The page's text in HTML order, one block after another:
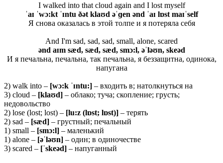
I walked into that cloud again and I lost myself
ˈaɪ ˈwɔ:kt ˈɪntu ðət klaʊd əˈɡen ənd ˈaɪ lɒst maɪˈself
Я снова оказалась в этой толпе и я потеряла себя
And I'm sad, sad, sad, small, alone, scared
ənd aɪm sæd, sæd, sæd, smɔ:l, əˈləʊn, skeəd
И я печальна, печальна, так печальна, я беззащитна, одинока,
напугана
2) walk into – [wɔ:k ˈɪntu:] – входить в; натолкнуться на
3) cloud – [klaʊd] – облако; туча; скопление; грусть;
недовольство
2) lose (lost; lost) – [lu:z (lɒst; lɒst)] – терять
2) sad – [sæd] – грустный; печальный
1) small – [smɔ:l] – маленький
1) alone – [əˈləʊn] – один; в одиночестве
3) scared – [ˈskeəd] – напуганный